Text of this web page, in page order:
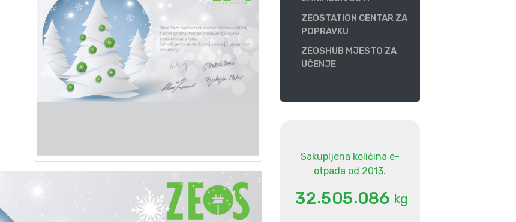
ZEOSTATION CENTAR ZA
POPRAVKU
ZEOSHUB MJESTO ZA
UČENJE
Sakupljena količina e-
otpada od 2013.
32.505.086 kg